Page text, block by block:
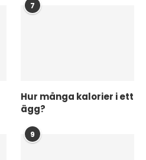
7
Hur många kalorier i ett
ägg?
9